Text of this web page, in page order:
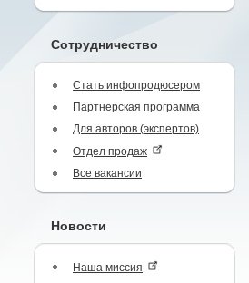
Сотрудничество
Стать инфопродюсером
Партнерская программа
Для авторов (экспертов)
Отдел продаж
Все вакансии
Новости
Наша миссия